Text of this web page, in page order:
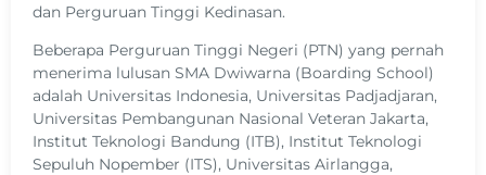
dan Perguruan Tinggi Kedinasan.
Beberapa Perguruan Tinggi Negeri (PTN) yang pernah
menerima lulusan SMA Dwiwarna (Boarding School)
adalah Universitas Indonesia, Universitas Padjadjaran,
Universitas Pembangunan Nasional Veteran Jakarta,
Institut Teknologi Bandung (ITB), Institut Teknologi
Sepuluh Nopember (ITS), Universitas Airlangga,